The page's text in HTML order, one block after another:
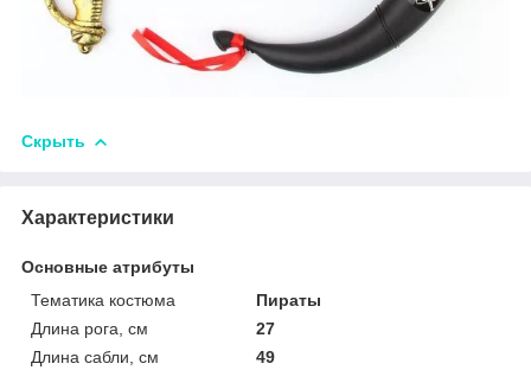
Скрыть
Характеристики
Основные атрибуты
Тематика костюма
Пираты
Длина рога, см
27
Длина сабли, см
49